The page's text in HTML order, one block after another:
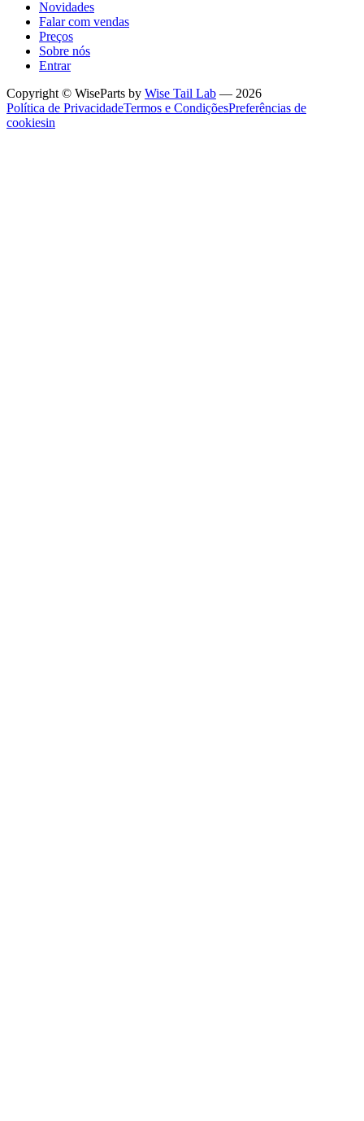
Novidades
Falar com vendas
Preços
Sobre nós
Entrar
Copyright © WiseParts by Wise Tail Lab — 2026
Política de PrivacidadeTermos e CondiçõesPreferências de
cookiesin